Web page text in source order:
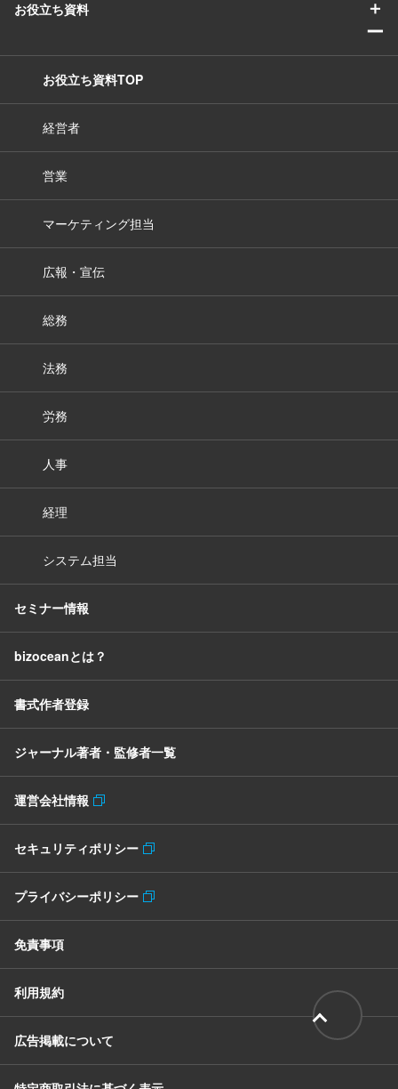
お役立ち資料
＋
ー
お役立ち資料TOP
経営者
営業
マーケティング担当
広報・宣伝
総務
法務
労務
人事
経理
システム担当
セミナー情報
bizoceanとは？
書式作者登録
ジャーナル著者・監修者一覧
運営会社情報
セキュリティポリシー
プライバシーポリシー
免責事項
利用規約
広告掲載について